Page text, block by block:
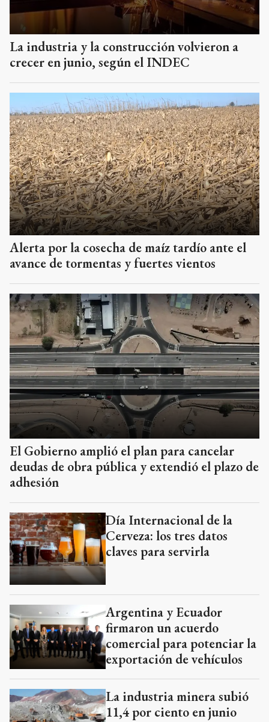
La industria y la construcción volvieron a
crecer en junio, según el INDEC
Alerta por la cosecha de maíz tardío ante el
avance de tormentas y fuertes vientos
El Gobierno amplió el plan para cancelar
deudas de obra pública y extendió el plazo de
adhesión
Día Internacional de la
Cerveza: los tres datos
claves para servirla
Argentina y Ecuador
firmaron un acuerdo
comercial para potenciar la
exportación de vehículos
La industria minera subió
11,4 por ciento en junio